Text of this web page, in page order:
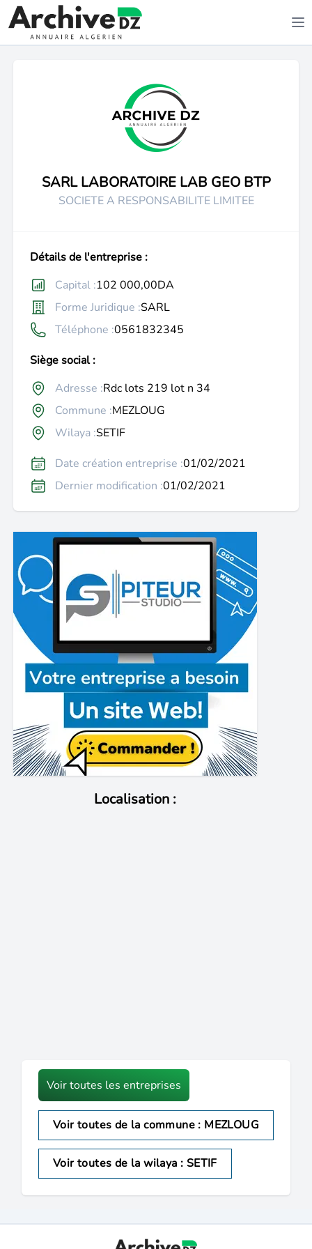
SARL LABORATOIRE LAB GEO BTP
SOCIETE A RESPONSABILITE LIMITEE
Détails de l'entreprise :
Capital :102 000,00DA
Forme Juridique :SARL
Téléphone :0561832345
Siège social :
Adresse :Rdc lots 219 lot n 34
Commune :MEZLOUG
Wilaya :SETIF
Date création entreprise :01/02/2021
Dernier modification :01/02/2021
Localisation :
Voir toutes les entreprises
Voir toutes de la commune : MEZLOUG
Voir toutes de la wilaya : SETIF